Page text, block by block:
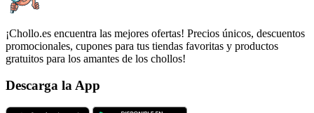
¡Chollo.es encuentra las mejores ofertas! Precios únicos, descuentos
promocionales, cupones para tus tiendas favoritas y productos
gratuitos para los amantes de los chollos!
Descarga la App